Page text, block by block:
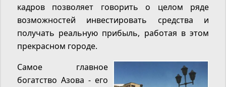
кадров позволяет говорить о целом ряде
возможностей инвестировать средства и
получать реальную прибыль, работая в этом
прекрасном городе.
Самое главное
богатство Азова - его